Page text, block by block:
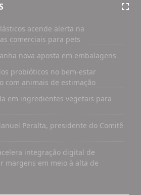
acende alerta na
comerciais para pets
nova aposta em embalagens
probióticos no bem-estar
com animais de estimação
em ingredientes vegetais para
Peralta, presidente do Comitê
integração digital de
margens em meio à alta de